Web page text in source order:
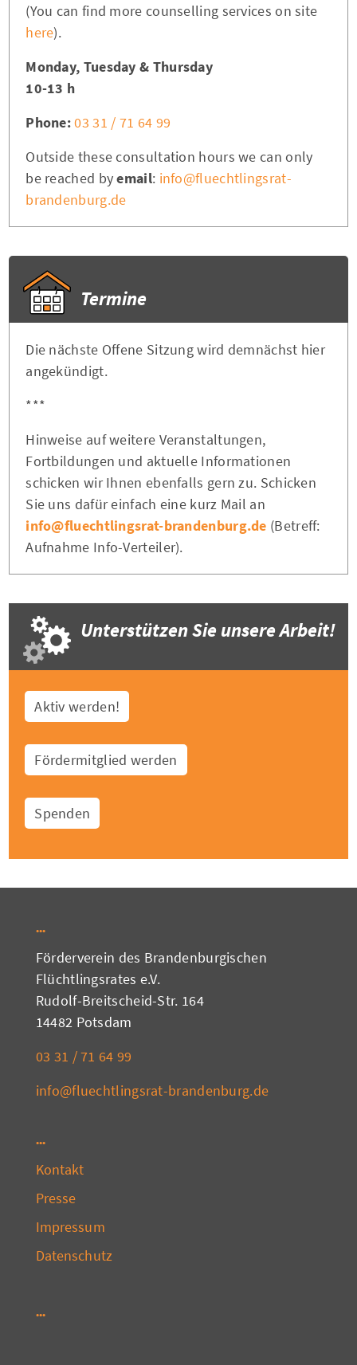
(You can find more counselling services on site
here).
Monday, Tuesday & Thursday
10-13 h
Phone:03 31 / 71 64 99
Outside these consultation hours we can only
be reached byemail: info@fluechtlingsrat-
brandenburg.de
Termine
Die nächste Offene Sitzung wird demnächst hier
angekündigt.
***
Hinweise auf weitere Veranstaltungen,
Fortbildungen und aktuelle Informationen
schicken wir Ihnen ebenfalls gern zu. Schicken
Sie uns dafür einfach eine kurz Mail an
info@fluechtlingsrat-brandenburg.de (Betreff:
Aufnahme Info-Verteiler).
Unterstützen Sie unsere Arbeit!
Aktiv werden!
Fördermitglied werden
Spenden
Förderverein des Brandenburgischen
Flüchtlingsrates e.V.
Rudolf-Breitscheid-Str. 164
14482 Potsdam
03 31 / 71 64 99
info@fluechtlingsrat-brandenburg.de
Kontakt
Presse
Impressum
Datenschutz